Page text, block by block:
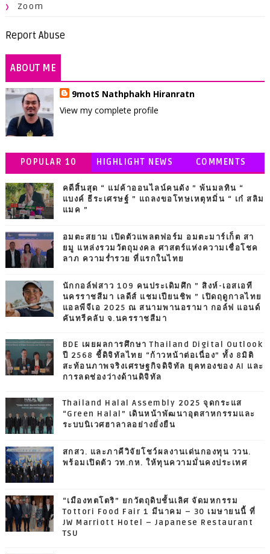
Zoom
Report Abuse
ABOUT ME
9motS Nathphakh Hiranratn
View my complete profile
POPULAR 10 HIGHLIGHT NEWS COMMENTS
คดีสิ้นสุด “ แม่ค้าออนไลน์คนดัง ” พ้นมลทิน “
แบงค์ ธีระเศรษฐ์ ” แถลงขอโทษเหตุหมิ่น “ เก๋ สลิม
แมค ”
อมตะสยาม เปิดตัวแพลตฟอร์ม อมตะมาร์เก็ต สา
ยมู แหล่งรวมวัตถุมงคล ศาสตร์แห่งความเชื่อโชค
ลาภ ความร่ำรวย ที่แรกในไทย
นักกอล์ฟสาว 109 คนประเดิมศึก ” สิงห์-เอสเอที
นครราชสีมา เลดีส์ แชมเปียนชิพ ” เปิดฤดูกาลไทย
แอลพีจีเอ 2025 ณ สนามพานอรามา กอล์ฟ แอนด์
คันทรีคลับ จ.นครราชสีมา
BDE เผยผลการศึกษา Thailand Digital Outlook
ปี 2568 ชี้ดิจิทัลไทย “ก้าวหน้าต่อเนื่อง” ทั้ง 8มิติ
สะท้อนภาพจริงเศรษฐกิจดิจิทัล ยุคทองของ AI และ
การลดช่องว่างด้านดิจิทัล
Thailand Halal Assembly 2025 จุดกระแส
“Green Halal” เดินหน้าพัฒนาอุตสาหกรรมและ
ระบบนิเวศฮาลาลอย่างยั่งยืน
สกสว. และภาคีวิจัยโชว์ผลงานเด่นกองทุน ววน.
พร้อมเปิดตัว วท.กห. ให้ทุนความมั่นคงประเทศ
“เมืองทตโตริ” ยกวัตถุดิบชั้นเลิศ จัดมหกรรม
Tottori Food Fair 1 มีนาคม – 30 เมษายนนี้ ที่
JW Marriott Hotel – Japanese Restaurant
TSU